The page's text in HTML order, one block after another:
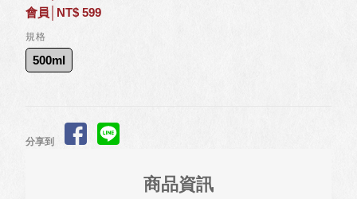
會員│NT$ 599
規格
500ml
分享到
商品資訊